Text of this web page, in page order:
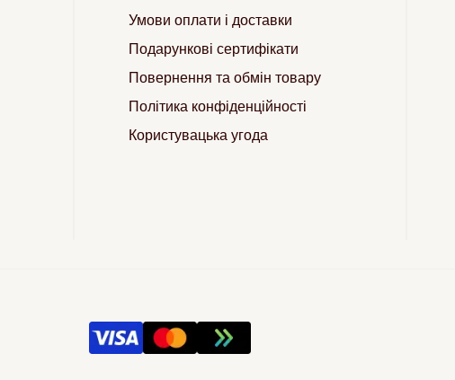
Умови оплати і доставки
Подарункові сертифікати
Повернення та обмін товару
Політика конфіденційності
Користувацька угода